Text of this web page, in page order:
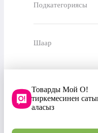
Подкатегориясы
Шаар
Товарды Мой О!
тиркемесинен
аласыз